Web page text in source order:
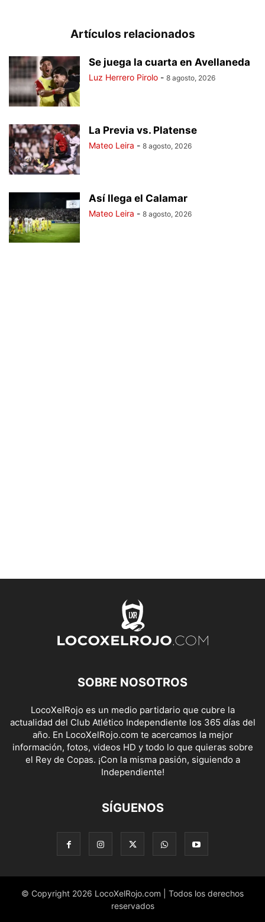
Artículos relacionados
Se juega la cuarta en Avellaneda
Luz Herrero Pirolo - 8 agosto, 2026
La Previa vs. Platense
Mateo Leira - 8 agosto, 2026
Así llega el Calamar
Mateo Leira - 8 agosto, 2026
SOBRE NOSOTROS
LocoXelRojo es un medio partidario que cubre la
actualidad del Club Atlético Independiente los 365 días del
año. En LocoXelRojo.com te acercamos la mejor
información, fotos, videos HD y todo lo que quieras sobre
el Rey de Copas. ¡Con la misma pasión, siguiendo a
Independiente!
SÍGUENOS
© Copyright 2026 LocoXelRojo.com | Todos los derechos
reservados